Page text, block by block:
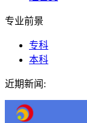
专业前景
专科
本科
近期新闻: